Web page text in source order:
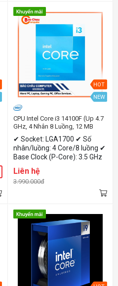
HOT
NEW
CPU Intel Core i3 14100F (Up 4.7
GHz, 4 Nhân 8 Luồng, 12 MB
Cache, Raptor Lake Refresh)
✔ Socket: LGA1700 ✔ Số
nhân/luồng: 4 Core/8 luồng ✔
Base Clock (P-Core): 3.5 GHz
GHz ✔ TDP: 58W
Liên hệ
3.990.000đ